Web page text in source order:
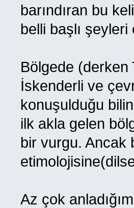
barındıran bu
belli başlı
Bölgede (derken
İskenderli ve
konuşulduğu
ilk akla gelen
bir vurgu. Ancak
Az çok